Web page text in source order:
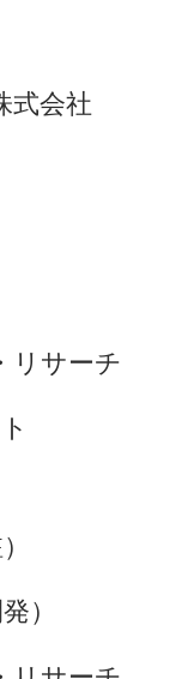
式会社
リサーチ
）